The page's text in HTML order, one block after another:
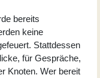
bereits
keine
Stattdessen
für Gespräche,
Knoten. Wer bereit